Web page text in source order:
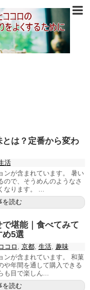
は？定番から変わ
活
ンが含まれています。 暑い
ので、そうめんのようなさ
なります。 ...
を読む
堪能｜食べてみて
め5選
コロ 京都, 生活, 趣味
ンが含まれています。 和菓
や年間を通して購入できる
も目で楽しん...
を読む